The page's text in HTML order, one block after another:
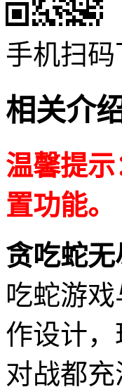
手机扫码
相关介
温馨提
置功能。
贪吃蛇
吃蛇游
作设计
对战都